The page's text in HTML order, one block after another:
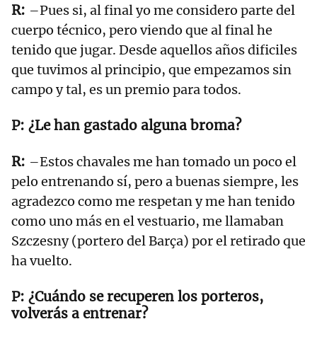
–Pues si, al final yo me considero parte del
cuerpo técnico, pero viendo que al final he
tenido que jugar. Desde aquellos años dificiles
que tuvimos al principio, que empezamos sin
campo y tal, es un premio para todos.
¿Le han gastado alguna broma?
–Estos chavales me han tomado un poco el
pelo entrenando sí, pero a buenas siempre, les
agradezco como me respetan y me han tenido
como uno más en el vestuario, me llamaban
Szczesny (portero del Barça) por el retirado que
ha vuelto.
¿Cuándo se recuperen los porteros,
volverás a entrenar?